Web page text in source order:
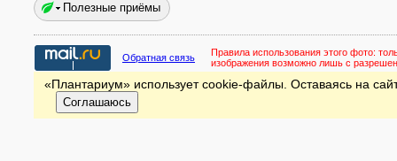
Полезные приёмы
Обратная связь Правила использования этого фото:
изображения возможно лишь с
«Плантариум» использует cookie-файлы. Оставаясь на
Соглашаюсь